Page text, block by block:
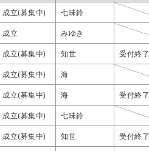
成立(募集中) 七味鈴
成立 みゆき
成立(募集中) 知世 受付終了
成立(募集中) 海
成立(募集中) 海 受付終了
成立(募集中) 七味鈴
成立(募集中) 知世 受付終了
成立(募集中) 七味鈴
成立 みゆき
成立(募集中) 知世 受付終了
成立(募集中) 海
成立(募集中) 海 受付終了
成立(募集中) 七味鈴
成立(募集中) 知世 受付終了
成立(募集中) 七味鈴
成立 みゆき
成立(募集中) 知世 受付終了
成立(募集中) 海
成立(募集中) 海 受付終了
成立(募集中) 七味鈴
成立(募集中) 知世 受付終了
成立(募集中) 七味鈴
成立 みゆき
成立(募集中) 知世 受付終了
成立(募集中) 海
成立(募集中) 海 受付終了
成立(募集中) 七味鈴
成立(募集中) 知世 受付終了